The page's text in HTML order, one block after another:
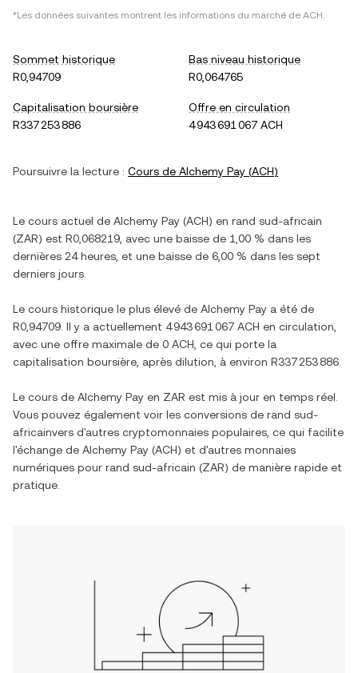
*Les données suivantes montrent les informations du marché de ACH.
Sommet historique
R0,94709
Bas niveau historique
R0,064765
Capitalisation boursière
R337 253 886
Offre en circulation
4 943 691 067 ACH
Poursuivre la lecture : Cours de Alchemy Pay (ACH)
Le cours actuel de Alchemy Pay (ACH) en rand sud-africain
(ZAR) est R0,068219 , avec une baisse de 1,00 % dans les
dernières 24 heures, et une baisse de 6,00 % dans les sept
derniers jours.
Le cours historique le plus élevé de Alchemy Pay a été de
R0,94709 . Il y a actuellement 4 943 691 067 ACH en circulation,
avec une offre maximale de 0 ACH , ce qui porte la
capitalisation boursière, après dilution, à environ R337 253 886
Le cours de Alchemy Pay en ZAR est mis à jour en temps réel.
Vous pouvez également voir les conversions de rand sud-
africainvers d'autres cryptomonnaies populaires, ce qui facilite
l'échange de Alchemy Pay (ACH) et d'autres monnaies
numériques pour rand sud-africain (ZAR) de manière rapide et
pratique.